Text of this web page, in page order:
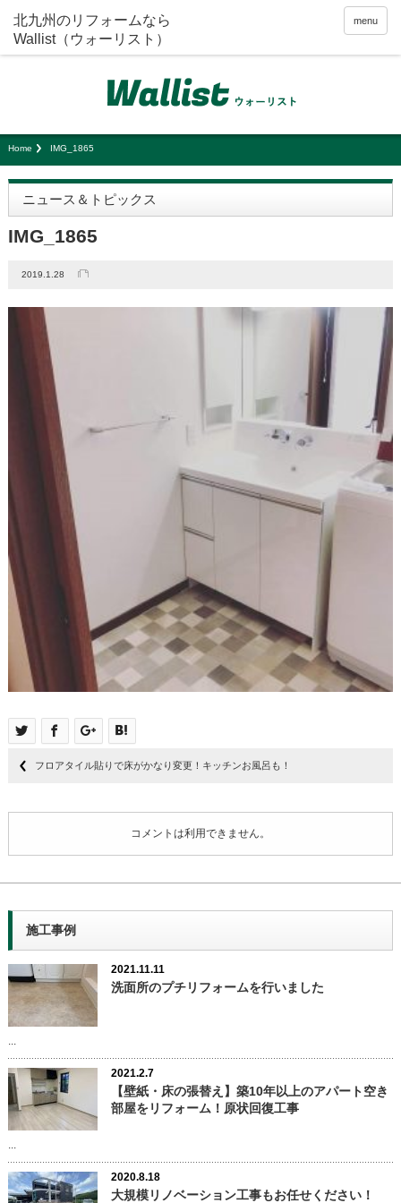
menu
Home IMG_1865
ニュース＆トピックス
IMG_1865
2019.1.28
フロアタイル貼りで床がかなり変更！キッチンお風呂も！
コメントは利用できません。
施工事例
2021.11.11
洗面所のプチリフォームを行いました
...
2021.2.7
【壁紙・床の張替え】築10年以上のアパート空き
部屋をリフォーム！原状回復工事
...
2020.8.18
大規模リノベーション工事もお任せください！